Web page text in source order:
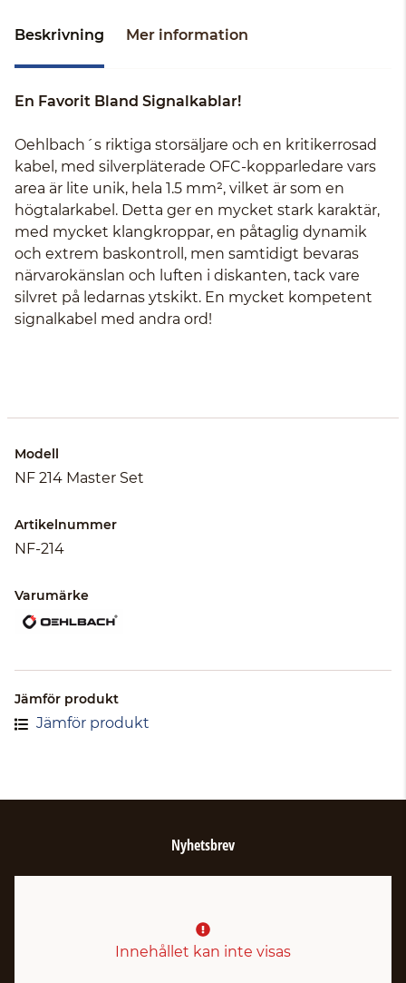
Beskrivning Mer information
En Favorit Bland Signalkablar!
Oehlbach´s riktiga storsäljare och en kritikerrosad
kabel, med silverpläterade OFC-kopparledare vars
area är lite unik, hela 1.5 mm², vilket är som en
högtalarkabel. Detta ger en mycket stark karaktär,
med mycket klangkroppar, en påtaglig dynamik
och extrem baskontroll, men samtidigt bevaras
närvarokänslan och luften i diskanten, tack vare
silvret på ledarnas ytskikt. En mycket kompetent
signalkabel med andra ord!
Modell
NF 214 Master Set
Artikelnummer
NF-214
Varumärke
Jämför produkt
Jämför produkt
Nyhetsbrev
Innehållet kan inte visas